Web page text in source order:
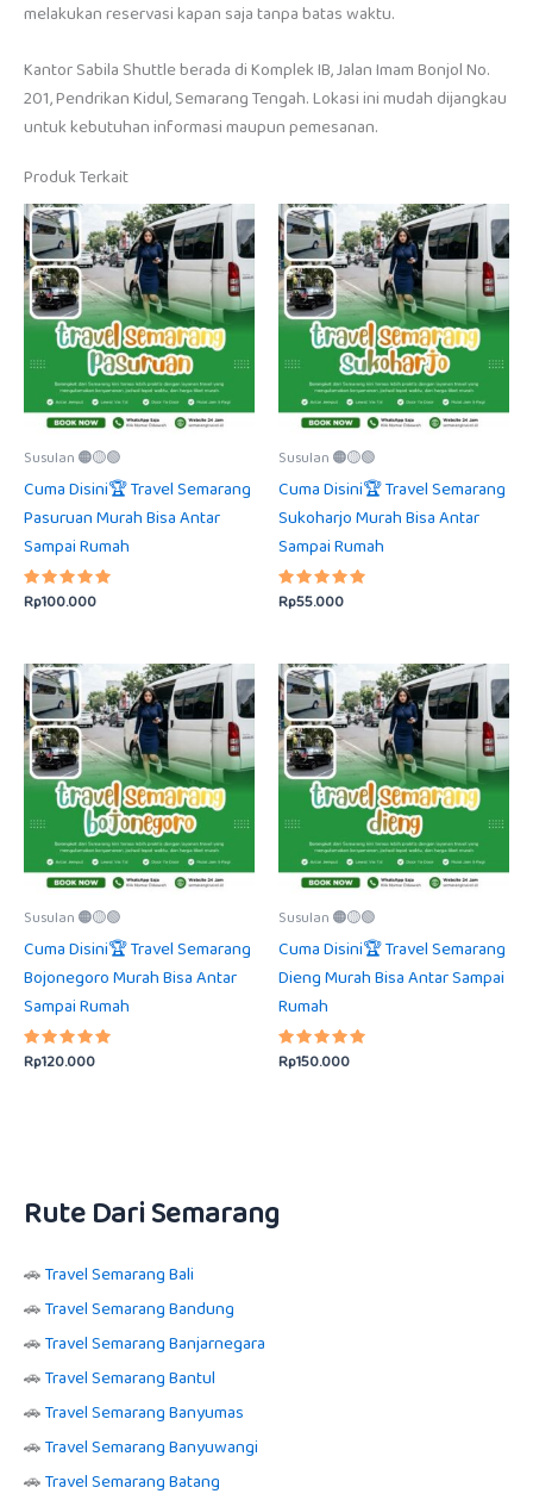
melakukan reservasi kapan saja tanpa batas waktu.
Kantor Sabila Shuttle berada di Komplek IB, Jalan Imam Bonjol No.
201, Pendrikan Kidul, Semarang Tengah. Lokasi ini mudah dijangkau
untuk kebutuhan informasi maupun pemesanan.
Produk Terkait
Susulan 🟠🟡🟢
Cuma Disini🏆 Travel Semarang
Pasuruan Murah Bisa Antar
Sampai Rumah
Dinilai
5.00
Rp100.000
Susulan 🟠🟡🟢
Cuma Disini🏆 Travel Semarang
Sukoharjo Murah Bisa Antar
Sampai Rumah
Dinilai
5.00
Rp55.000
Susulan 🟠🟡🟢
Cuma Disini🏆 Travel Semarang
Bojonegoro Murah Bisa Antar
Sampai Rumah
Dinilai
5.00
Rp120.000
Susulan 🟠🟡🟢
Cuma Disini🏆 Travel Semarang
Dieng Murah Bisa Antar Sampai
Rumah
Dinilai
5.00
Rp150.000
Rute Dari Semarang
🚗Travel Semarang Bali
🚗Travel Semarang Bandung
🚗Travel Semarang Banjarnegara
🚗Travel Semarang Bantul
🚗Travel Semarang Banyumas
🚗Travel Semarang Banyuwangi
🚗Travel Semarang Batang